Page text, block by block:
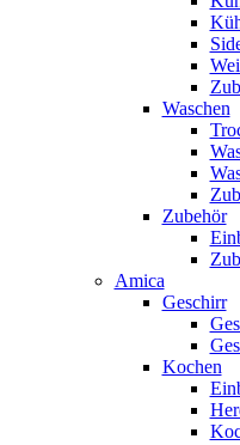
Waschen
Zubehör
Amica
Geschirr
Kochen